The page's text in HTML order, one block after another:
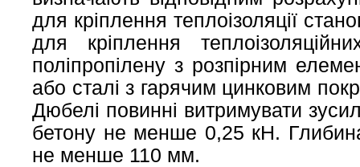
для кріплення теплоізоляції
для кріплення
поліпропілену з розпірним
або сталі з гарячим цинковим
Дюбелі повинні витримувати
бетону не менше 0,25 кН.
не менше 110 мм.